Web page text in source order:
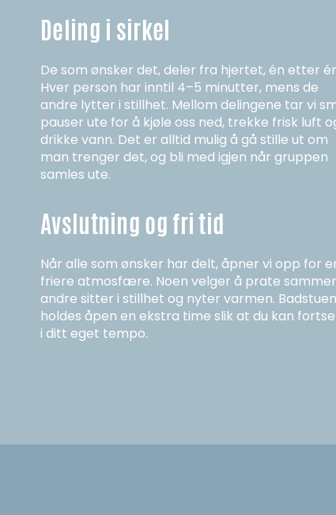
Deling i sirkel
De som ønsker det, deler fra hjertet, én etter
Hver person har inntil 4–5 minutter, mens de
andre lytter i stillhet. Mellom delingene tar vi
pauser ute for å kjøle oss ned, trekke frisk luft
drikke vann. Det er alltid mulig å gå stille ut om
man trenger det, og bli med igjen når gruppen
samles ute.
Avslutning og fri tid
Når alle som ønsker har delt, åpner vi opp for
friere atmosfære. Noen velger å prate
andre sitter i stillhet og nyter varmen. Badstuen
holdes åpen en ekstra time slik at du kan
i ditt eget tempo.